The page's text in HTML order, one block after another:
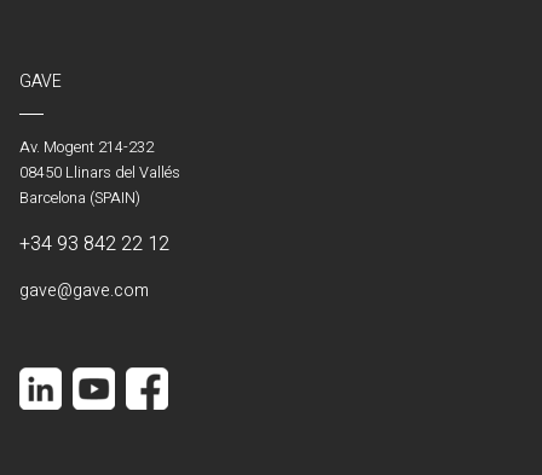
GAVE
Av. Mogent 214-232
08450 Llinars del Vallés
Barcelona (SPAIN)
+34 93 842 22 12
gave@gave.com